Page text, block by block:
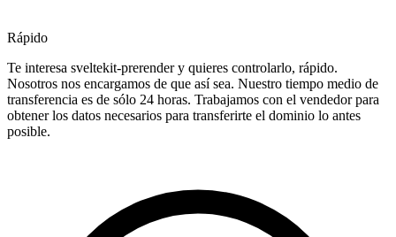
Rápido
Te interesa sveltekit-prerender y quieres controlarlo, rápido.
Nosotros nos encargamos de que así sea. Nuestro tiempo medio de
transferencia es de sólo 24 horas. Trabajamos con el vendedor para
obtener los datos necesarios para transferirte el dominio lo antes
posible.